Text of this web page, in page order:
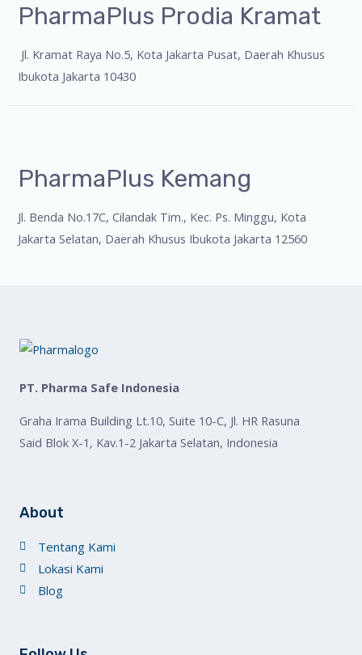
PharmaPlus Prodia Kramat
Jl. Kramat Raya No.5, Kota Jakarta Pusat, Daerah Khusus
Ibukota Jakarta 10430
PharmaPlus Kemang
Jl. Benda No.17C, Cilandak Tim., Kec. Ps. Minggu, Kota
Jakarta Selatan, Daerah Khusus Ibukota Jakarta 12560
PT. Pharma Safe Indonesia
Graha Irama Building Lt.10, Suite 10-C, Jl. HR Rasuna
Said Blok X-1, Kav.1-2 Jakarta Selatan, Indonesia
About
Tentang Kami
Lokasi Kami
Blog